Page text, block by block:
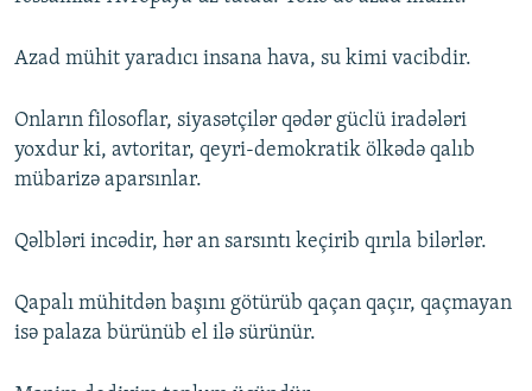
Azad mühit yaradıcı insana hava, su kimi vacibdir.
Onların filosoflar, siyasətçilər qədər güclü iradələri
yoxdur ki, avtoritar, qeyri-demokratik ölkədə qalıb
mübarizə aparsınlar.
Qəlbləri incədir, hər an sarsıntı keçirib qırıla bilərlər.
Qapalı mühitdən başını götürüb qaçan qaçır, qaçmayan
isə palaza bürünüb el ilə sürünür.